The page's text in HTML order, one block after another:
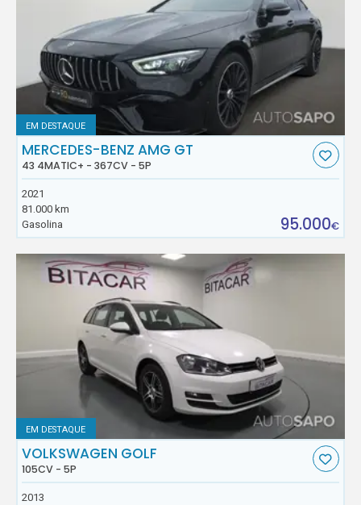
EM DESTAQUE
MERCEDES-BENZ AMG GT
43 4MATIC+ - 367CV - 5P
2021
81.000 km
Gasolina
95.000€
EM DESTAQUE
VOLKSWAGEN GOLF
105CV - 5P
2013